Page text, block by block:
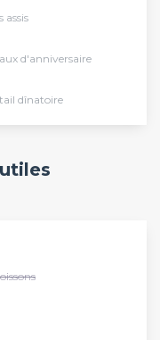
assis
d'anniversaire
dînatoire